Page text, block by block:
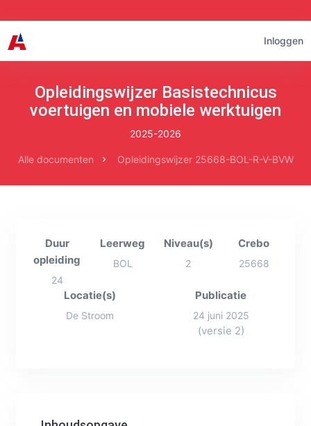
Inloggen
Opleidingswijzer Basistechnicus
voertuigen en mobiele werktuigen
2025-2026
Alle documenten Opleidingswijzer 25668-BOL-R-V-BVW
Duur
opleiding
24
Leerweg
BOL
Niveau(s)
2
Crebo
25668
Locatie(s)
De Stroom
Publicatie
24 juni 2025
(versie 2)